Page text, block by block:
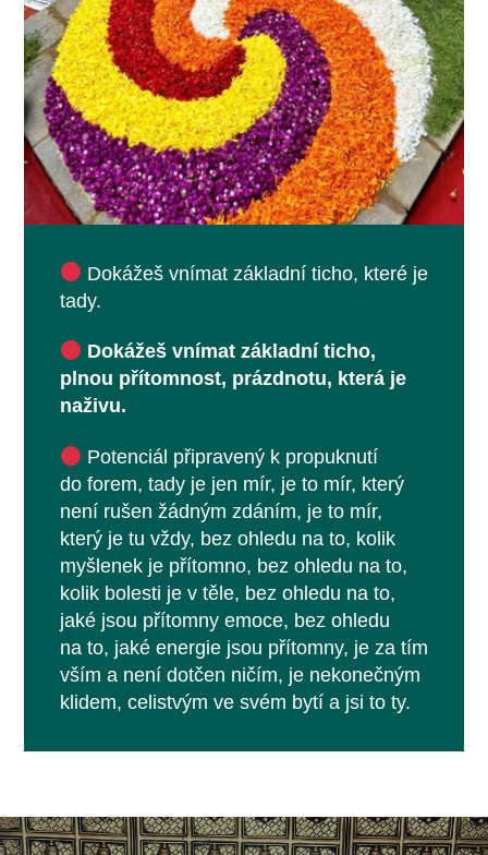
Dokážeš vnímat základní ticho, které je
tady.
Dokážeš vnímat základní ticho,
plnou přítomnost, prázdnotu, která je
naživu.
Potenciál připravený k propuknutí
do forem, tady je jen mír, je to mír, který
není rušen žádným zdáním, je to mír,
který je tu vždy, bez ohledu na to, kolik
myšlenek je přítomno, bez ohledu na to,
kolik bolesti je v těle, bez ohledu na to,
jaké jsou přítomny emoce, bez ohledu
na to, jaké energie jsou přítomny, je za tím
vším a není dotčen ničím, je nekonečným
klidem, celistvým ve svém bytí a jsi to ty.